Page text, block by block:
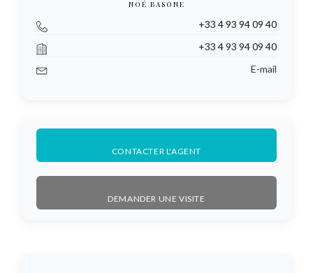
NOÉ BASONE
+33 4 93 94 09 40
+33 4 93 94 09 40
E-mail
CONTACTER L'AGENT
DEMANDER UNE VISITE